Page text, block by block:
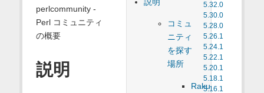
5.32.0
5.30.0
5.28.0
5.26.1
5.24.1
5.22.1
5.20.1
5.18.1
5.16.1
コミュ
ニティ
を探す
場所
Raku
perlcommunity -
Perl コミュニティ
の概要
説明